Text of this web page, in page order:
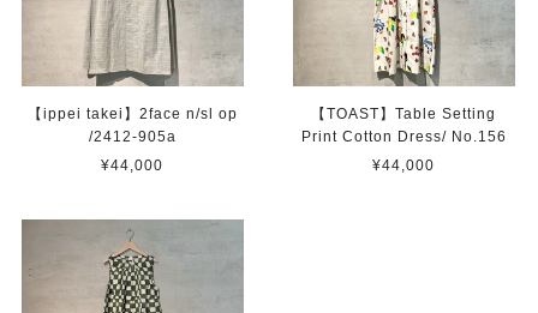
【ippei takei】2face n/sl op
/2412-905a
¥44,000
【TOAST】Table Setting
Print Cotton Dress/ No.156
¥44,000